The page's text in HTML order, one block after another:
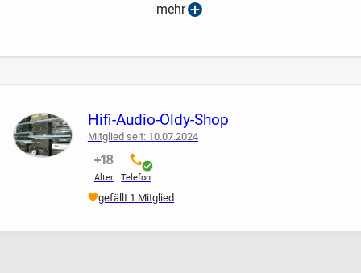
Hifi - Audio - Oldy - Shop
BY:
mehr
Hifi-Audio-Oldy-Shop
Mitglied seit: 10.07.2024
Alter
nicht verifiziert
Telefon
verifiziert
gefällt 1 Mitglied